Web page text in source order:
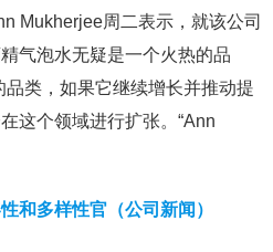
Mukherjee周二表示，就该公司
气泡水无疑是一个火热的品
品类，如果它继续增长并推动提
这个领域进行扩张。“Ann
和多样性官（公司新闻）